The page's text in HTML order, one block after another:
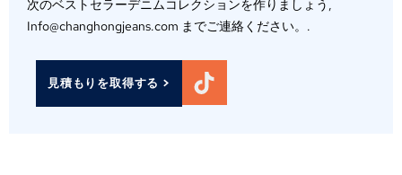
次のベストセラーデニムコレクションを作りましょう,
Info@changhongjeans.com までご連絡ください。.
見積もりを取得する >